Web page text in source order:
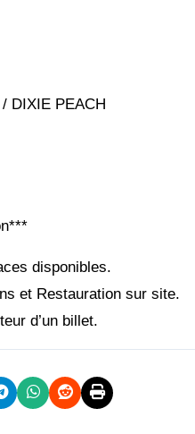
DIXIE PEACH
disponibles.
et Restauration sur site.
d’un billet.